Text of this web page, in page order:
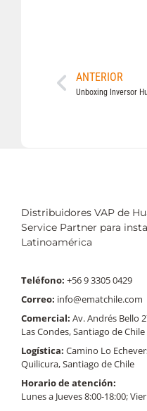
ANTERIOR
Distribuidores VAP de
Service Partner para
Latinoamérica
Teléfono: +56 9 3305 0429
Correo: info@ematchile.com
Comercial: Av. Andrés Bello
Las Condes, Santiago de Chile
Logística: Camino Lo
Quilicura, Santiago de Chile
Horario de atención:
Lunes a Jueves 8:00-18:00;